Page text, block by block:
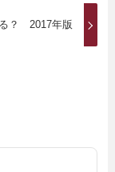
？ 2017年版